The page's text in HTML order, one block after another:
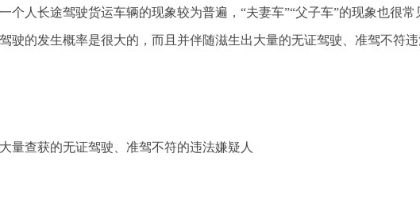
个人长途驾驶货运车辆的现象较为普遍，“夫妻车”“父子车”的现象也很
驶的发生概率是很大的，而且并伴随滋生出大量的无证驾驶、准驾不符违
量查获的无证驾驶、准驾不符的违法嫌疑人